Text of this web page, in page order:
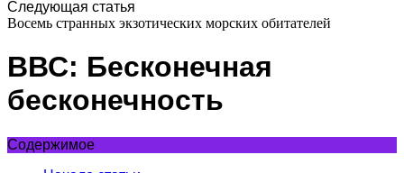
Следующая статья
Восемь странных экзотических морских обитателей
ВВС: Бесконечная
бесконечность
Содержимое